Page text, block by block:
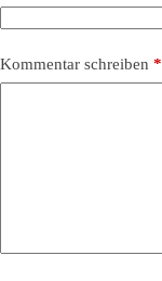
Kommentar schreiben *